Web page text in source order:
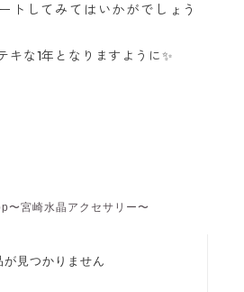
トしてみてはいかがでしょう
キな1年となりますように✨